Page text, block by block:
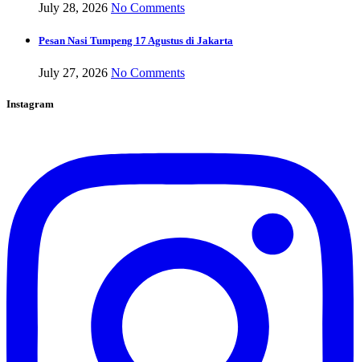
July 28, 2026 No Comments
Pesan Nasi Tumpeng 17 Agustus di Jakarta
July 27, 2026 No Comments
Instagram